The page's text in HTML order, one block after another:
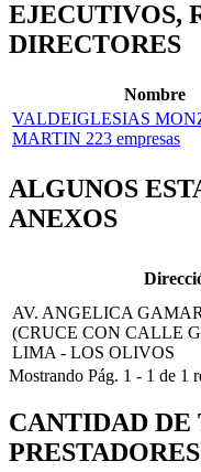
EJECUTIVOS,
DIRECTORES
Nombre
VALDEIGLESIAS
MARTIN 223 empresas
ALGUNOS
ANEXOS
AV. ANGELICA
(CRUCE CON CALLE
LIMA - LOS OLIVOS
Mostrando Pág. 1 - 1 de 1
CANTIDAD DE